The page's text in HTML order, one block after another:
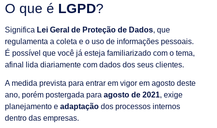
O que é LGPD?
Significa Lei Geral de Proteção de Dados, que
regulamenta a coleta e o uso de informações pessoais.
É possível que você já esteja familiarizado com o tema,
afinal lida diariamente com dados dos seus clientes.
A medida prevista para entrar em vigor em agosto deste
ano, porém postergada para agosto de 2021, exige
planejamento e adaptação dos processos internos
dentro das empresas.